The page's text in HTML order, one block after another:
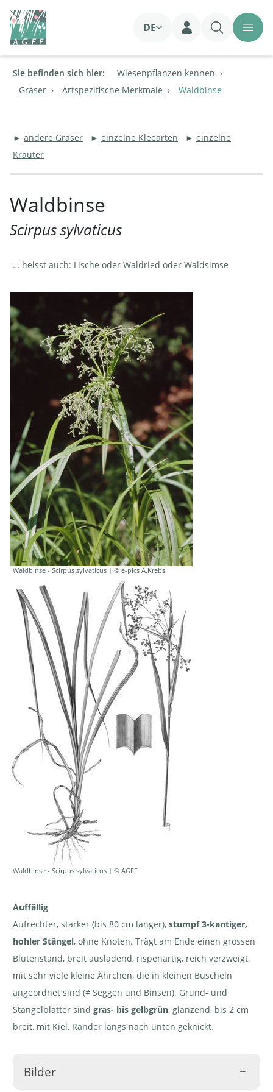
DE
Login
Sie befinden sich hier:
Wiesenpflanzen kennen
Gräser
Artspezifische Merkmale Waldbinse
► andere Gräser ► einzelne Kleearten ► einzelne
Kräuter
Waldbinse
Scirpus sylvaticus
… heisst auch: Lische oder Waldried oder Waldsimse
Waldbinse - Scirpus sylvaticus | © e-pics A.Krebs
Waldbinse - Scirpus sylvaticus | © AGFF
Auffällig
Aufrechter, starker (bis 80 cm langer), stumpf 3-kantiger,
hohler Stängel, ohne Knoten. Trägt am Ende einen grossen
Blütenstand, breit ausladend, rispenartig, reich verzweigt,
mit sehr viele kleine Ährchen, die in kleinen Büscheln
angeordnet sind (≠ Seggen und Binsen). Grund- und
Stängelblätter sind gras- bis gelbgrün, glänzend, bis 2 cm
breit, mit Kiel, Ränder längs nach unten geknickt.
Bilder